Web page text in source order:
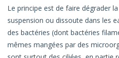
Le principe est de faire dégrader
suspension ou dissoute dans les
des bactéries (dont bactéries
mêmes mangées par des